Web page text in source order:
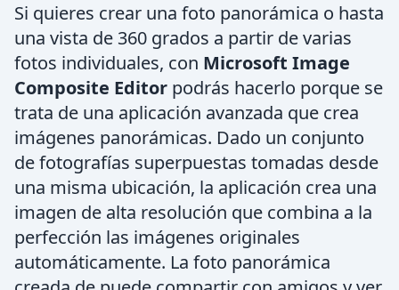
Si quieres crear una foto panorámica o hasta
una vista de 360 grados a partir de varias
fotos individuales, con Microsoft Image
Composite Editor podrás hacerlo porque se
trata de una aplicación avanzada que crea
imágenes panorámicas. Dado un conjunto
de fotografías superpuestas tomadas desde
una misma ubicación, la aplicación crea una
imagen de alta resolución que combina a la
perfección las imágenes originales
automáticamente. La foto panorámica